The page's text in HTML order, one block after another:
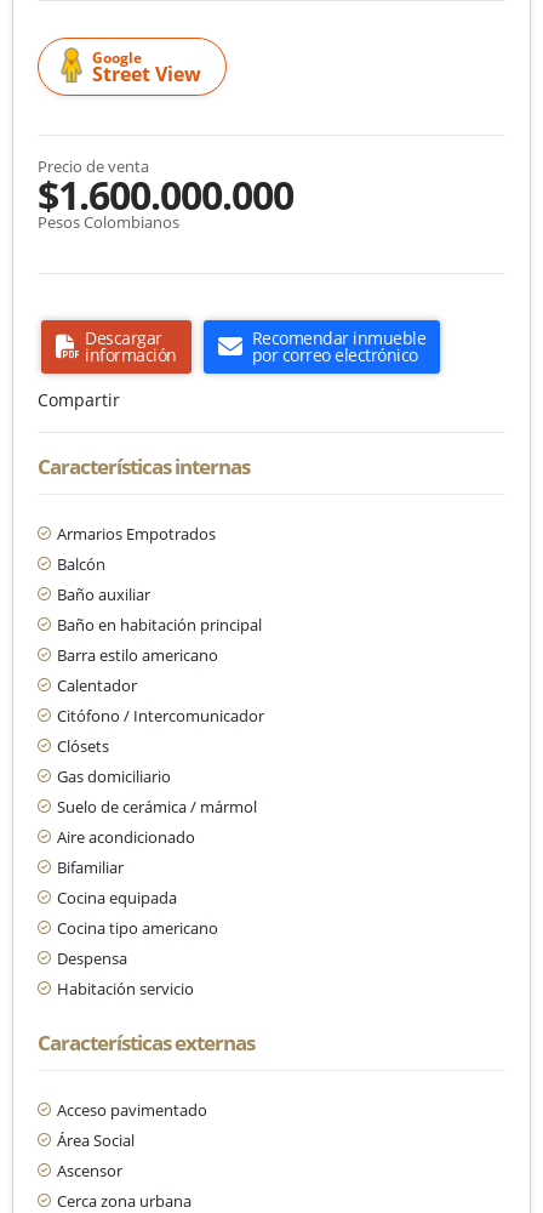
Google
Street View
Precio de venta
$1.600.000.000
Pesos Colombianos
Descargar
información
Recomendar inmueble
por correo electrónico
Compartir
Características internas
Armarios Empotrados
Balcón
Baño auxiliar
Baño en habitación principal
Barra estilo americano
Calentador
Citófono / Intercomunicador
Clósets
Gas domiciliario
Suelo de cerámica / mármol
Aire acondicionado
Bifamiliar
Cocina equipada
Cocina tipo americano
Despensa
Habitación servicio
Características externas
Acceso pavimentado
Área Social
Ascensor
Cerca zona urbana